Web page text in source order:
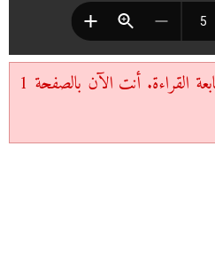
اضغط على الصفحة التالية لمتابعة القراءة. أنت الآن بالصفحة 1